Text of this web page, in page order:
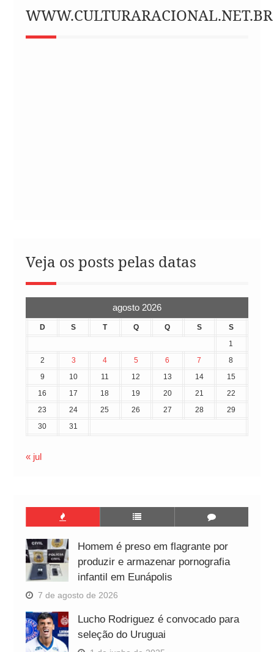
WWW.CULTURARACIONAL.NET.BR
Veja os posts pelas datas
agosto 2026
D S T Q Q S
S
1
2
3 4 5 6 7
8
9
10 11 12 13 14
15
16
17 18 19 20 21
22
23
24 25 26 27 28
29
30
31
« jul
Homem é preso em flagrante por
produzir e armazenar pornografia
infantil em Eunápolis
7 de agosto de 2026
Lucho Rodriguez é convocado para
seleção do Uruguai